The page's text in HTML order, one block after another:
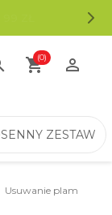
shopping_cart
(0) 
ZESTAW
Usuwanie plam